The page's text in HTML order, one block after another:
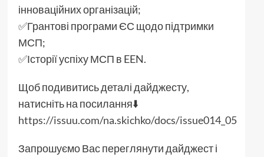
інноваційних організацій;
✅Грантові програми ЄС щодо підтримки
МСП;
✅Історії успіху МСП в EEN.
Щоб подивитись деталі дайджесту,
натисніть на посилання⬇️
https://issuu.com/na.skichko/docs/issue014_05
Запрошуємо Вас переглянути дайджест і